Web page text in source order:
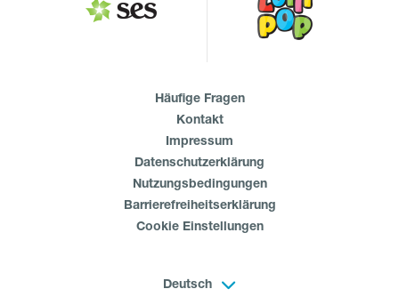
Häufige Fragen
Kontakt
Impressum
Datenschutzerklärung
Nutzungsbedingungen
Barrierefreiheitserklärung
Cookie Einstellungen
Deutsch